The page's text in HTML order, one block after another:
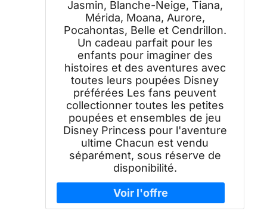
Jasmin, Blanche-Neige, Tiana,
Mérida, Moana, Aurore,
Pocahontas, Belle et Cendrillon.
Un cadeau parfait pour les
enfants pour imaginer des
histoires et des aventures avec
toutes leurs poupées Disney
préférées Les fans peuvent
collectionner toutes les petites
poupées et ensembles de jeu
Disney Princess pour l'aventure
ultime Chacun est vendu
séparément, sous réserve de
disponibilité.